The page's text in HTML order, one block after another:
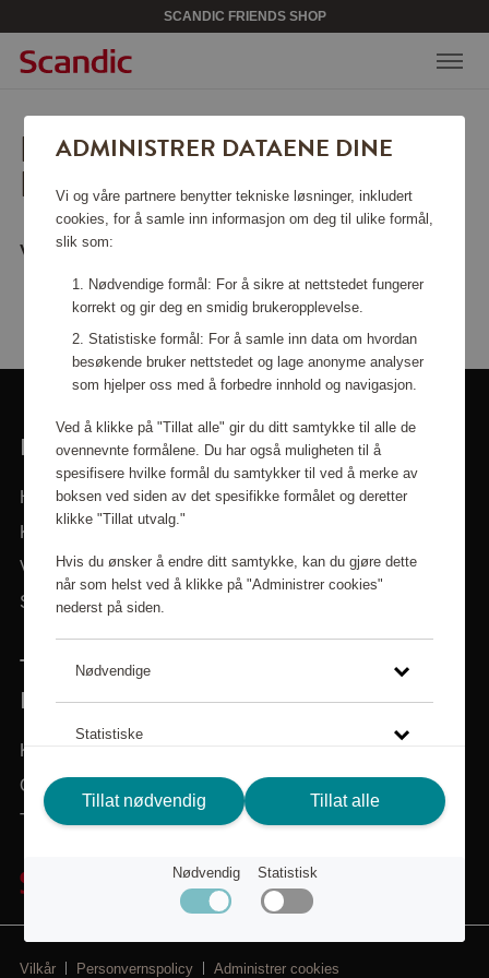
SCANDIC FRIENDS SHOP
BEKLAGER, SIDEN KAN
IKKE FINNES.
Vil du gå tilbake til
ADMINISTRER DATAENE DINE
Vi og våre partnere benytter tekniske løsninger, inkludert
cookies, for å samle inn informasjon om deg til ulike formål,
slik som:
Nødvendige formål: For å sikre at nettstedet fungerer
korrekt og gir deg en smidig brukeropplevelse.
Statistiske formål: For å samle inn data om hvordan
besøkende bruker nettstedet og lage anonyme analyser
som hjelper oss med å forbedre innhold og navigasjon.
Ved å klikke på "Tillat alle" gir du ditt samtykke til alle de
ovennevnte formålene. Du har også muligheten til å
spesifisere hvilke formål du samtykker til ved å merke av
boksen ved siden av det spesifikke formålet og deretter
klikke "Tillat utvalg."
Hvis du ønsker å endre ditt samtykke, kan du gjøre dette
når som helst ved å klikke på "Administrer cookies"
nederst på siden.
Nødvendige
Statistiske
Klikk på lenken for å lese mer om hvordan vi bruker
cookies og andre tekniske løsninger, samt hvordan vi
Tillat nødvendig Tillat alle
Nødvendig Statistisk
LINKER
Hjem
Kategorier
Varemerker
Søk i sortiment
TRENGER DU HJELP? VI ER HER FOR
DEG!
Kundeservice
Om Scandic Friends
Tilbake til scandichotels.no
Vilkår Personvernspolicy Administrer cookies